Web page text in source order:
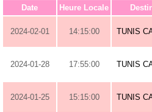
Date Heure Locale
2024-02-01 14:15:00 TUNIS
2024-01-28 17:55:00 TUNIS
2024-01-25 15:15:00 TUNIS